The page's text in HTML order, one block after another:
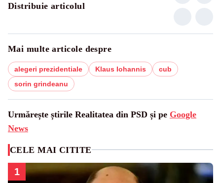
Distribuie articolul
Mai multe articole despre
alegeri prezidentiale Klaus Iohannis
cub
sorin grindeanu
Urmărește știrile Realitatea din PSD și pe Google
News
CELE MAI CITITE
1